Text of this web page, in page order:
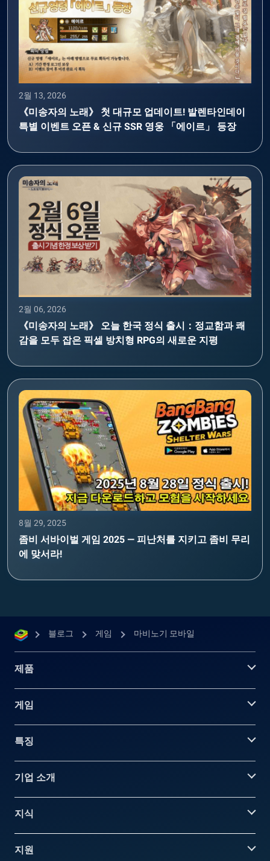
2월 13, 2026
《미송자의 노래》 첫 대규모 업데이트! 발렌타인데이
특별 이벤트 오픈 & 신규 SSR 영웅 「에이르」 등장
2월 06, 2026
《미송자의 노래》 오늘 한국 정식 출시：정교함과 쾌
감을 모두 잡은 픽셀 방치형 RPG의 새로운 지평
8월 29, 2025
좀비 서바이벌 게임 2025 — 피난처를 지키고 좀비 무리
에 맞서라!
블로그 게임 마비노기 모바일
제품
게임
특징
기업 소개
지식
지원